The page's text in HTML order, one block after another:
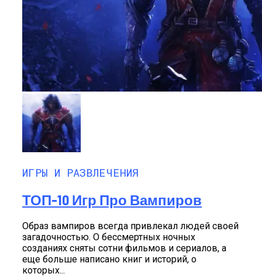
ИГРЫ И РАЗВЛЕЧЕНИЯ
ТОП-10 Игр Про Вампиров
Образ вампиров всегда привлекал людей своей
загадочностью. О бессмертных ночных
созданиях сняты сотни фильмов и сериалов, а
еще больше написано книг и историй, о
которых...